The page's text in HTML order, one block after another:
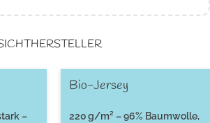
HERSTELLER
–
Bio-Jersey
220 g/m² – 96% Baumwolle,